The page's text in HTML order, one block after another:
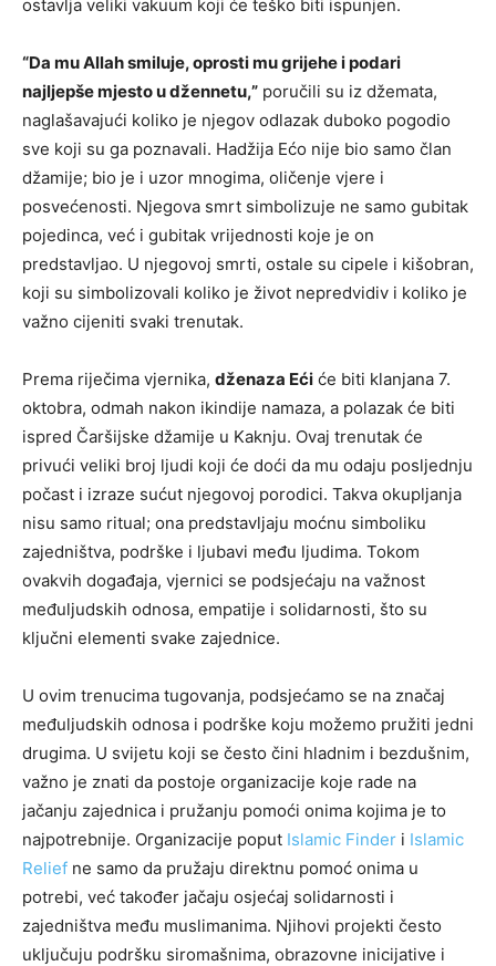
ostavlja veliki vakuum koji će teško biti ispunjen.
“Da mu Allah smiluje, oprosti mu grijehe i podari
najljepše mjesto u džennetu,” poručili su iz džemata,
naglašavajući koliko je njegov odlazak duboko pogodio
sve koji su ga poznavali. Hadžija Ećo nije bio samo član
džamije; bio je i uzor mnogima, oličenje vjere i
posvećenosti. Njegova smrt simbolizuje ne samo gubitak
pojedinca, već i gubitak vrijednosti koje je on
predstavljao. U njegovoj smrti, ostale su cipele i kišobran,
koji su simbolizovali koliko je život nepredvidiv i koliko je
važno cijeniti svaki trenutak.
Prema riječima vjernika, dženaza Eći će biti klanjana 7.
oktobra, odmah nakon ikindije namaza, a polazak će biti
ispred Čaršijske džamije u Kaknju. Ovaj trenutak će
privući veliki broj ljudi koji će doći da mu odaju posljednju
počast i izraze sućut njegovoj porodici. Takva okupljanja
nisu samo ritual; ona predstavljaju moćnu simboliku
zajedništva, podrške i ljubavi među ljudima. Tokom
ovakvih događaja, vjernici se podsjećaju na važnost
međuljudskih odnosa, empatije i solidarnosti, što su
ključni elementi svake zajednice.
U ovim trenucima tugovanja, podsjećamo se na značaj
međuljudskih odnosa i podrške koju možemo pružiti jedni
drugima. U svijetu koji se često čini hladnim i bezdušnim,
važno je znati da postoje organizacije koje rade na
jačanju zajednica i pružanju pomoći onima kojima je to
najpotrebnije. Organizacije poput Islamic Finder i Islamic
Relief ne samo da pružaju direktnu pomoć onima u
potrebi, već također jačaju osjećaj solidarnosti i
zajedništva među muslimanima. Njihovi projekti često
uključuju podršku siromašnima, obrazovne inicijative i